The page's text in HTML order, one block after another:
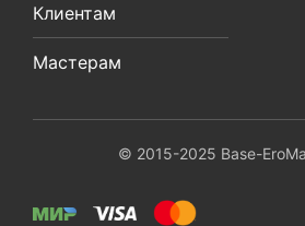
Клиентам
Мастерам
© 2015-2025 Base-